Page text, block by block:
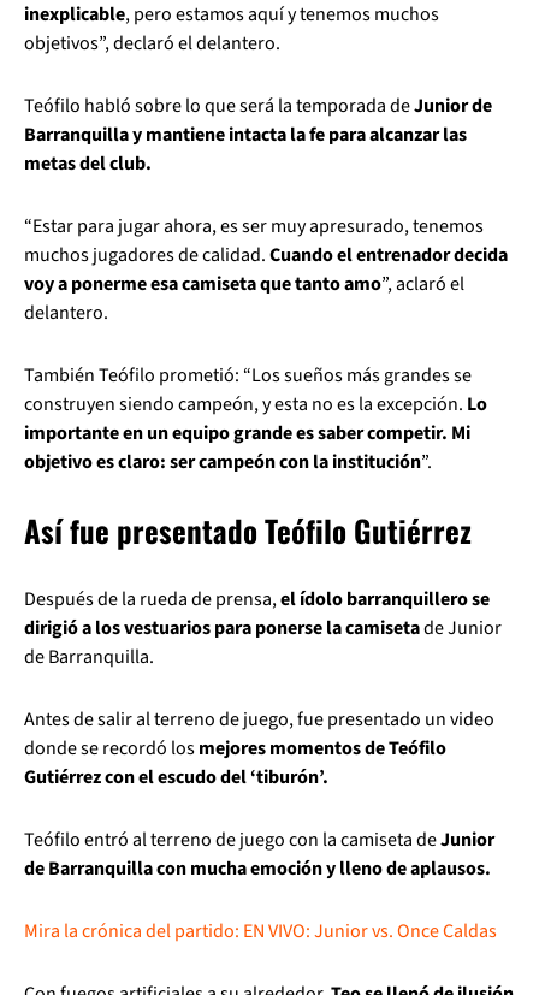
inexplicable, pero estamos aquí y tenemos muchos
objetivos”, declaró el delantero.
Teófilo habló sobre lo que será la temporada deJunior de
Barranquilla y mantiene intacta la fe para alcanzar las
metas del club.
“Estar para jugar ahora, es ser muy apresurado, tenemos
muchos jugadores de calidad.Cuando el entrenador decida
voy a ponerme esa camiseta que tanto amo”, aclaró el
delantero.
También Teófilo prometió: “Los sueños más grandes se
construyen siendo campeón, y esta no es la excepción. Lo
importante en un equipo grande es saber competir. Mi
objetivo es claro: ser campeón con la institución”.
Así fue presentado Teófilo Gutiérrez
Después de la rueda de prensa,el ídolo barranquillero se
dirigió a los vestuarios para ponerse la camisetade Junior
de Barranquilla.
Antes de salir al terreno de juego, fue presentado un video
donde se recordó losmejores momentos de Teófilo
Gutiérrez con el escudo del ‘tiburón’.
Teófilo entró al terreno de juego con la camiseta deJunior
de Barranquilla con mucha emoción y lleno de aplausos.
Mira la crónica del partido: EN VIVO: Junior vs. Once Caldas